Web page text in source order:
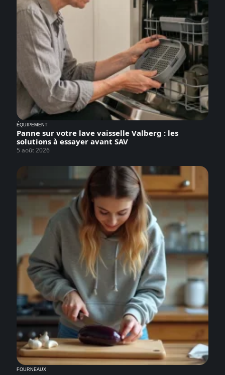
ÉQUIPEMENT
Panne sur votre lave vaisselle Valberg : les
solutions à essayer avant SAV
5 août 2026
FOURNEAUX